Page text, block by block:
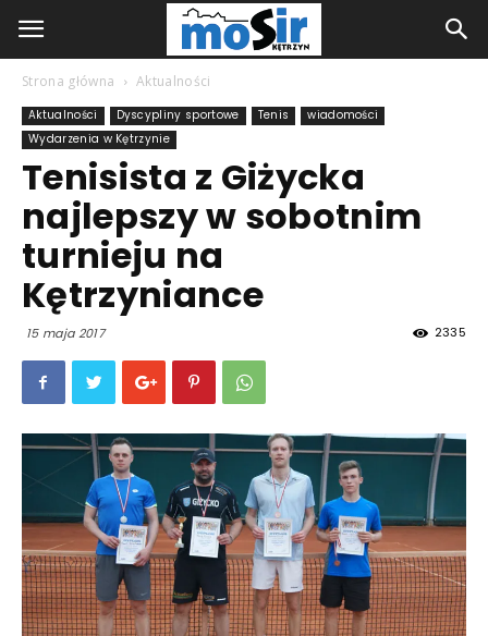
Strona główna Aktualności
Aktualności Dyscypliny sportowe Tenis
wiadomości
Wydarzenia w Kętrzynie
Tenisista z Giżycka
najlepszy w sobotnim
turnieju na
Kętrzyniance
15 maja 2017 2335